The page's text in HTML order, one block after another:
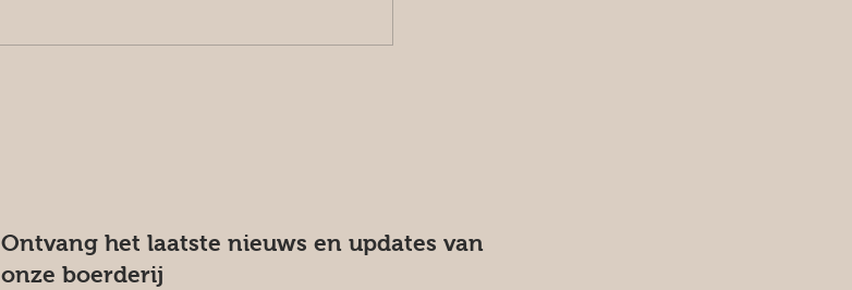
Ontvang het laatste nieuws en updates van
onze boerderij